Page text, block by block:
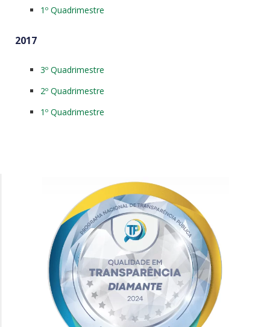
1º Quadrimestre
2017
3º Quadrimestre
2º Quadrimestre
1º Quadrimestre